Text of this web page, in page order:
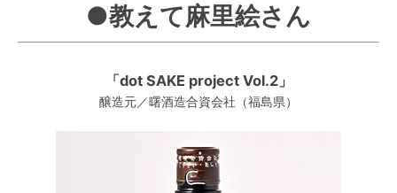
●教えて麻里絵さん
「dot SAKE project Vol.2」
醸造元／曙酒造合資会社（福島県）